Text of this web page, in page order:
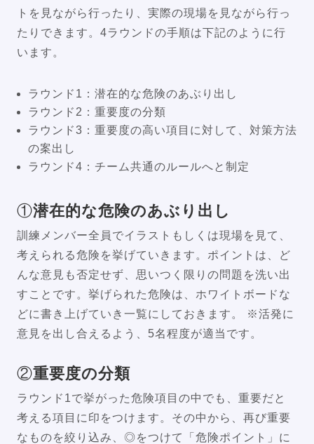
トを見ながら行ったり、実際の現場を見ながら行っ
たりできます。4ラウンドの手順は下記のように行
います。
ラウンド1：潜在的な危険のあぶり出し
ラウンド2：重要度の分類
ラウンド3：重要度の高い項目に対して、対策方法
の案出し
ラウンド4：チーム共通のルールへと制定
①潜在的な危険のあぶり出し
訓練メンバー全員でイラストもしくは現場を見て、
考えられる危険を挙げていきます。ポイントは、ど
んな意見も否定せず、思いつく限りの問題を洗い出
すことです。挙げられた危険は、ホワイトボードな
どに書き上げていき一覧にしておきます。 ※活発に
意見を出し合えるよう、5名程度が適当です。
②重要度の分類
ラウンド1で挙がった危険項目の中でも、重要だと
考える項目に印をつけます。その中から、再び重要
なものを絞り込み、◎をつけて「危険ポイント」に